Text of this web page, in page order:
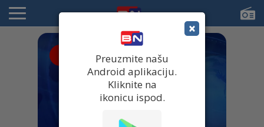
×
Preuzmite našu
Android aplikaciju.
Kliknite na
ikonicu ispod.